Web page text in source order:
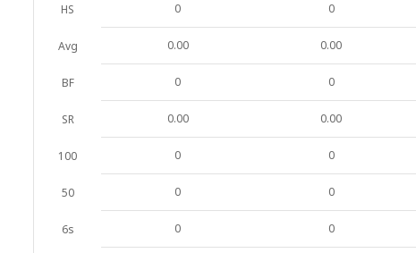
HS
Avg
BF
SR
100
50
6s
0 0
0.00 0.00
0 0
0.00 0.00
0 0
0 0
0 0